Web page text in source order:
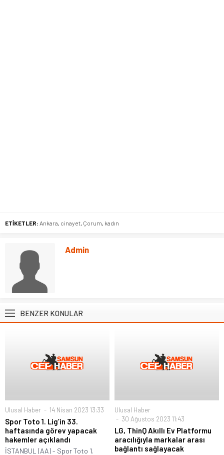
ETİKETLER: Ankara, cinayet, Çorum, kadın
Admin
BENZER KONULAR
Ulusal Haber 14 Nisan 2023 13:33
Spor Toto 1. Lig’in 33.
haftasında görev yapacak
hakemler açıklandı
İSTANBUL (AA) - Spor Toto 1.
Ulusal Haber
30 Ağustos 2023 11:43
LG, ThinQ Akıllı Ev Platformu
aracılığıyla markalar arası
bağlantı sağlayacak